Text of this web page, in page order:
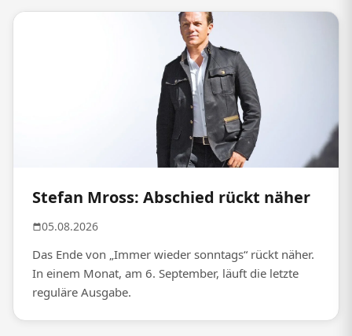
Stefan Mross: Abschied rückt näher
05.08.2026
Das Ende von „Immer wieder sonntags“ rückt näher.
In einem Monat, am 6. September, läuft die letzte
reguläre Ausgabe.